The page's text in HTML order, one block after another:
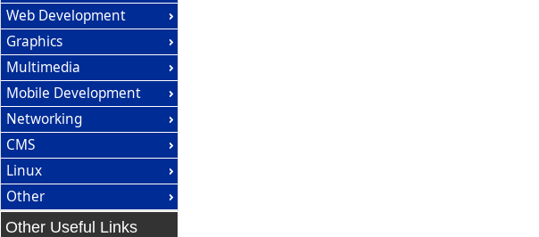
Web Development
Graphics
Multimedia
Mobile Development
Networking
CMS
Linux
Other
Other Useful Links